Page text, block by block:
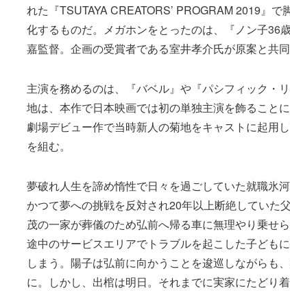
れた『TSUTAYA CREATORS’ PROGRAM 2019』
化するものだ。メガホンをとったのは、『ノン子36
嘉監督。企画の受賞者である室井孝介氏が原案と共同
主演を務めるのは、『バベル』や『パシフィック・
地は、本作で日本映画では初の単独主演を飾ること
劇場デビュー作で当時新人の菊地をキャストに起用
を組む。
夢破れ人生を諦め惰性で日々を過ごしていた就職氷
かつて夢への挑戦を反対され20年以上断絶していた
茂の一家が葬儀のため弘前へ帰る車に無理やり乗せ
途中のサービスエリアでトラブルを起こした子ども
しまう。陽子は弘前に向かうことを逡巡しながらも
に。しかし、出棺は明日。それまでに実家にたどり